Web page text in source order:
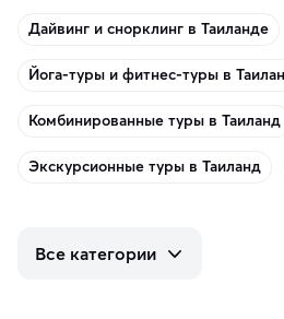
Дайвинг и снорклинг в Таиланде
Йога-туры и фитнес-туры в
Комбинированные туры в Таиланд
Экскурсионные туры в Таиланд
Все категории